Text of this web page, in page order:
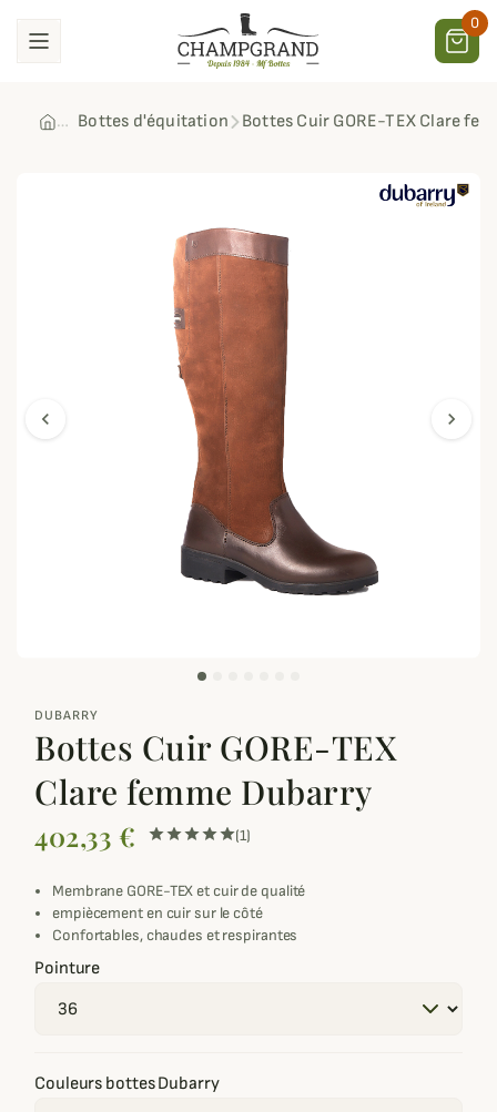
0
Bottes d'équitation Bottes Cuir GORE-TEX Clare
chevron_left chevron_right
DUBARRY
Bottes Cuir GORE-TEX
Clare femme Dubarry
402,33 € (1)
Membrane GORE-TEX et cuir de qualité
empiècement en cuir sur le côté
Confortables, chaudes et respirantes
Pointure
Couleurs bottes Dubarry